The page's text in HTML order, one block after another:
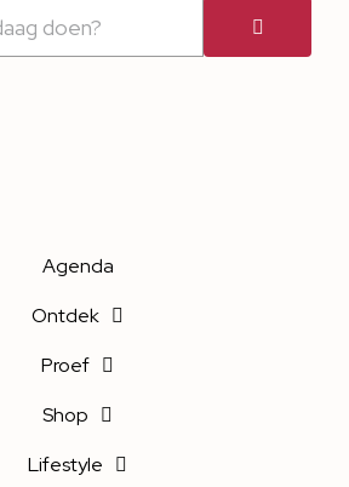
Agenda
Ontdek
Proef
Shop
Lifestyle